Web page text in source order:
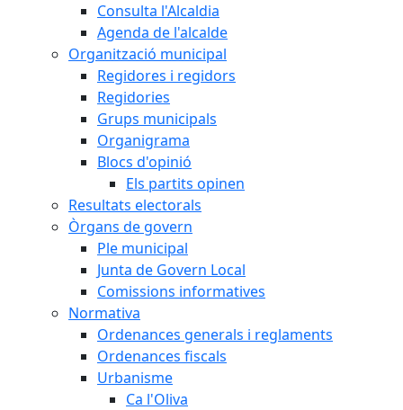
Consulta l'Alcaldia
Agenda de l'alcalde
Organització municipal
Regidores i regidors
Regidories
Grups municipals
Organigrama
Blocs d'opinió
Els partits opinen
Resultats electorals
Òrgans de govern
Ple municipal
Junta de Govern Local
Comissions informatives
Normativa
Ordenances generals i reglaments
Ordenances fiscals
Urbanisme
Ca l'Oliva